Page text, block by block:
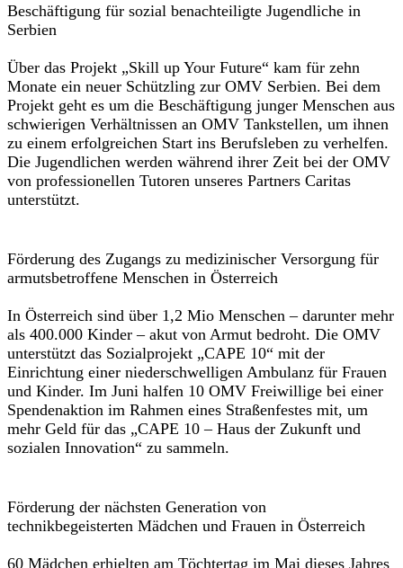
Beschäftigung für sozial benachteiligte Jugendliche in
Serbien
Über das Projekt „Skill up Your Future“ kam für zehn
Monate ein neuer Schützling zur OMV Serbien. Bei dem
Projekt geht es um die Beschäftigung junger Menschen aus
schwierigen Verhältnissen an OMV Tankstellen, um ihnen
zu einem erfolgreichen Start ins Berufsleben zu verhelfen.
Die Jugendlichen werden während ihrer Zeit bei der OMV
von professionellen Tutoren unseres Partners Caritas
unterstützt.
Förderung des Zugangs zu medizinischer Versorgung für
armutsbetroffene Menschen in Österreich
In Österreich sind über 1,2 Mio Menschen – darunter mehr
als 400.000 Kinder – akut von Armut bedroht. Die OMV
unterstützt das Sozialprojekt „CAPE 10“ mit der
Einrichtung einer niederschwelligen Ambulanz für Frauen
und Kinder. Im Juni halfen 10 OMV Freiwillige bei einer
Spendenaktion im Rahmen eines Straßenfestes mit, um
mehr Geld für das „CAPE 10 – Haus der Zukunft und
sozialen Innovation“ zu sammeln.
Förderung der nächsten Generation von
technikbegeisterten Mädchen und Frauen in Österreich
60 Mädchen erhielten am Töchtertag im Mai dieses Jahres